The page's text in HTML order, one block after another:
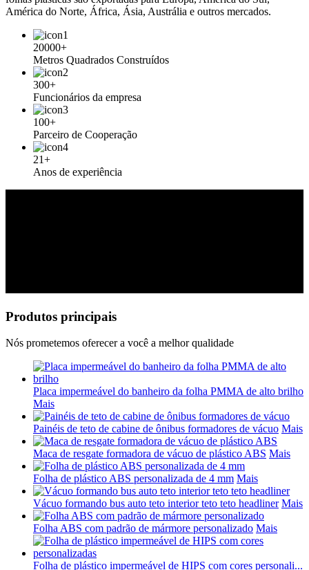
América do Norte, África, Ásia, Austrália e outros mercados.
20000+
Metros Quadrados Construídos
300+
Funcionários da empresa
100+
Parceiro de Cooperação
21+
Anos de experiência
Produtos principais
Nós prometemos oferecer a você a melhor qualidade
Placa impermeável do banheiro da folha PMMA de alto brilho
Mais
Painéis de teto de cabine de ônibus formadores de vácuo Mais
Maca de resgate formadora de vácuo de plástico ABS Mais
Folha de plástico ABS personalizada de 4 mm Mais
Vácuo formando bus auto teto interior teto teto headliner Mais
Folha ABS com padrão de mármore personalizado Mais
Folha de plástico impermeável de HIPS com cores personali...